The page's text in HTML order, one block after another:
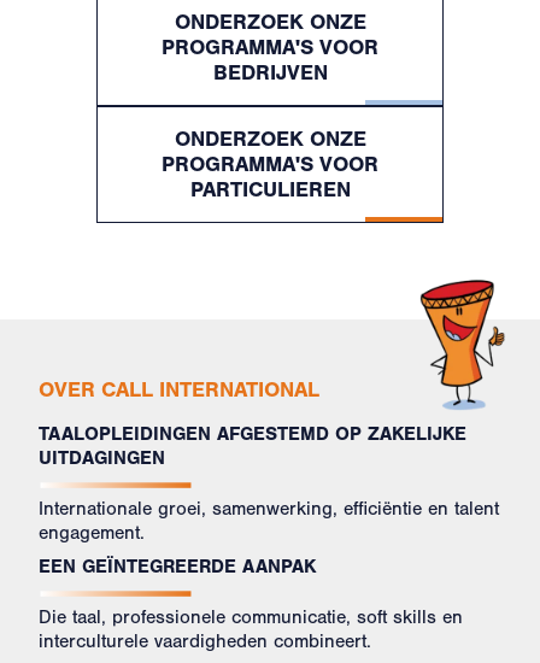
ONDERZOEK ONZE
PROGRAMMA'S VOOR
BEDRIJVEN
ONDERZOEK ONZE
PROGRAMMA'S VOOR
PARTICULIEREN
OVER CALL INTERNATIONAL
TAALOPLEIDINGEN AFGESTEMD OP ZAKELIJKE
UITDAGINGEN
Internationale groei, samenwerking, efficiëntie en talent
engagement.
EEN GEÏNTEGREERDE AANPAK
Die taal, professionele communicatie, soft skills en
interculturele vaardigheden combineert.